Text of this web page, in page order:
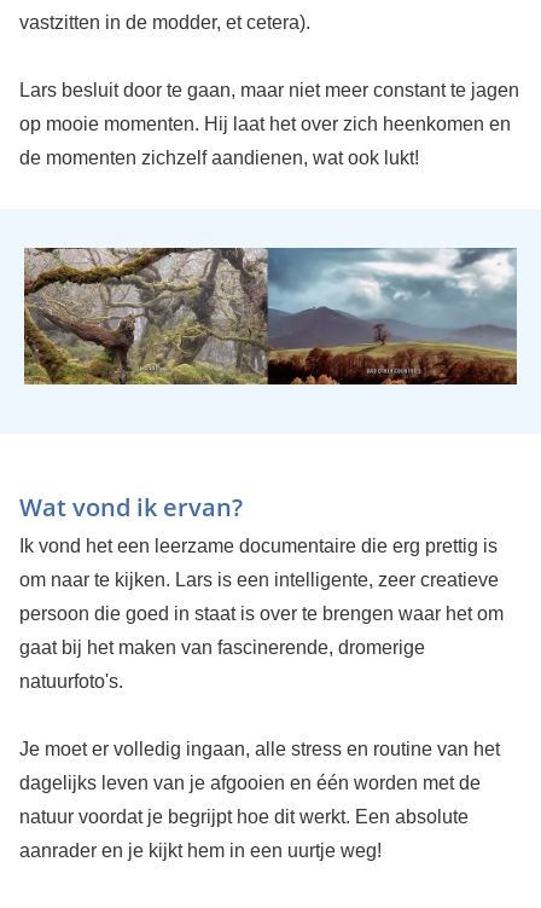
vastzitten in de modder, et cetera).
Lars besluit door te gaan, maar niet meer constant te jagen
op mooie momenten. Hij laat het over zich heenkomen en
de momenten zichzelf aandienen, wat ook lukt!
Wat vond ik ervan?
Ik vond het een leerzame documentaire die erg prettig is
om naar te kijken. Lars is een intelligente, zeer creatieve
persoon die goed in staat is over te brengen waar het om
gaat bij het maken van fascinerende, dromerige
natuurfoto's.
Je moet er volledig ingaan, alle stress en routine van het
dagelijks leven van je afgooien en één worden met de
natuur voordat je begrijpt hoe dit werkt. Een absolute
aanrader en je kijkt hem in een uurtje weg!